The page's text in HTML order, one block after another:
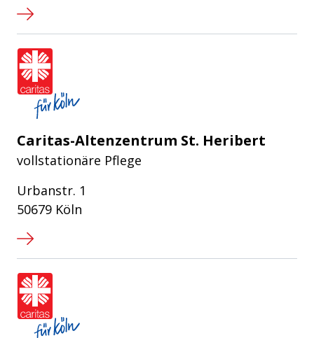
Caritas-Altenzentrum St. Heribert
vollstationäre Pflege
Urbanstr. 1
50679 Köln